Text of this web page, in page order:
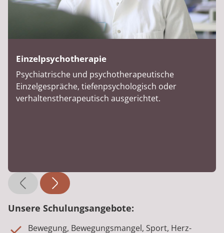
Einzelpsychotherapie
Psychiatrische und psychotherapeutische
Einzelgespräche, tiefenpsychologisch oder
verhaltenstherapeutisch ausgerichtet.
Unsere Schulungsangebote:
Bewegung, Bewegungsmangel, Sport, Herz-